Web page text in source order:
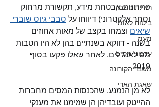
ראיית חשבון
ביטוח לאומי
מעמ
עדכוני מסים
משבר הקורונה
שאגת הארי
פתרונות אבטחת מידע, תקשורת מרחוק
וסחר אלקטרוני) דיווחו על סבבי גיוס שוברי
שיאים וצמחו בקצב של מאות אחוזים
בשנה - דווקא בשנתיים בהן לא היו הטבות
מס לאנג'לים, לאחר שאלו פקעו בסוף
2019.
לא מן הנמנע, שהכנסות המסים מחברות
ההייטק ועובדיהן הן שמימנו את מענקי